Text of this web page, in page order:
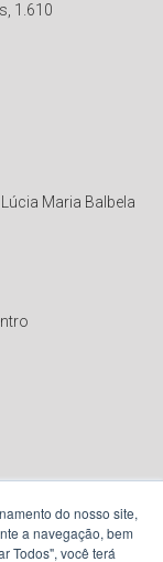
1.610
Maria Balbela
do nosso site,
a navegação, bem
Todos", você terá